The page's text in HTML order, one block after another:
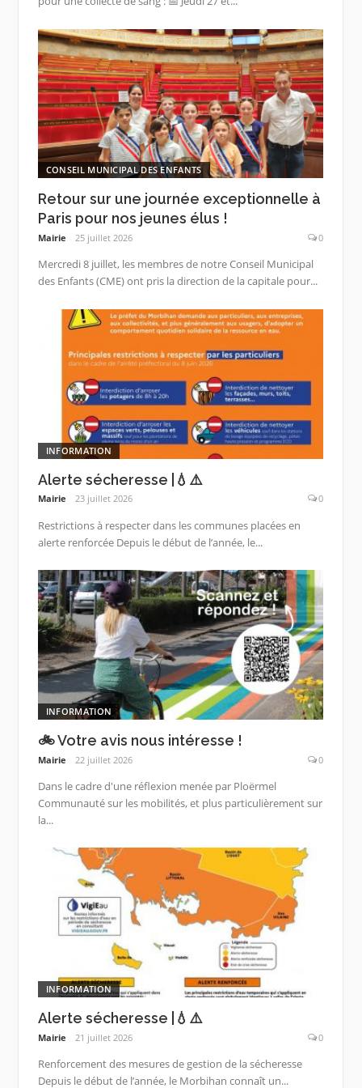
CONSEIL MUNICIPAL DES ENFANTS
Retour sur une journée exceptionnelle à
Paris pour nos jeunes élus !
Mairie 25 juillet 2026 0
Mercredi 8 juillet, les membres de notre Conseil Municipal
des Enfants (CME) ont pris la direction de la capitale pour...
INFORMATION
Alerte sécheresse |💧⚠️
Mairie 23 juillet 2026 0
Restrictions à respecter dans les communes placées en
alerte renforcée Depuis le début de l’année, le...
INFORMATION
🚲 Votre avis nous intéresse !
Mairie 22 juillet 2026 0
Dans le cadre d'une réflexion menée par Ploërmel
Communauté sur les mobilités, et plus particulièrement sur
la...
INFORMATION
Alerte sécheresse |💧⚠️
Mairie 21 juillet 2026 0
Renforcement des mesures de gestion de la sécheresse
Depuis le début de l’année, le Morbihan connaît un...